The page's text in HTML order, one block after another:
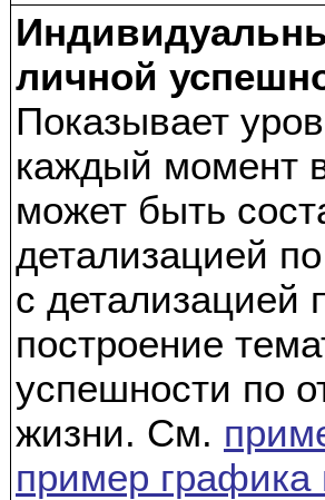
личной
Показывает
каждый момент
может быть
детализацией
с детализацией
построение
успешности по
жизни. См.
пример графика